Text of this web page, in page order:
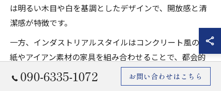
は明るい木目や白を基調としたデザインで、開放感と清
潔感が特徴です。
一方、インダストリアルスタイルはコンクリート風の壁
紙やアイアン素材の家具を組み合わせることで、都会的
でおしゃれな雰囲気に仕上がります。和モダンは畳スペ
ースや障子風のパーティションを取り入れることで、和
090-6335-1072 お問い合わせはこちら